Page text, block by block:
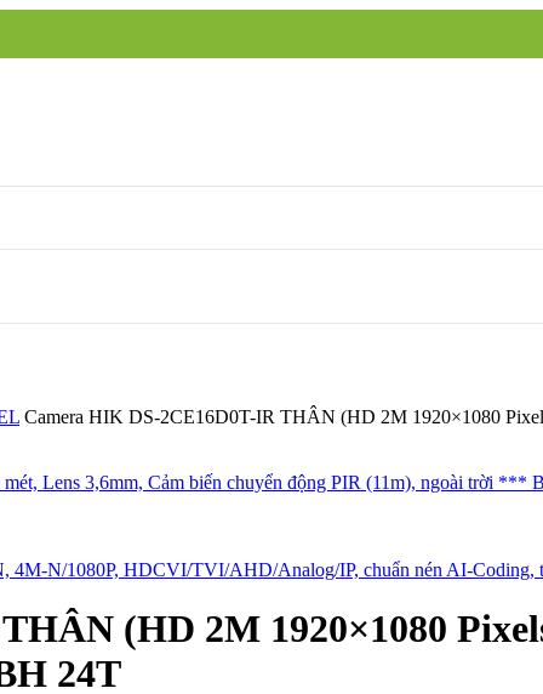
Camera HIK DS-2CE16D0T-IR THÂN (HD 2M 1920×1080
Lens 3,6mm, Cảm biến chuyển động PIR (11m), ngoài trời ***
N/1080P, HDCVI/TVI/AHD/Analog/IP, chuẩn nén AI-Coding,
(HD 2M 1920×1080
24T